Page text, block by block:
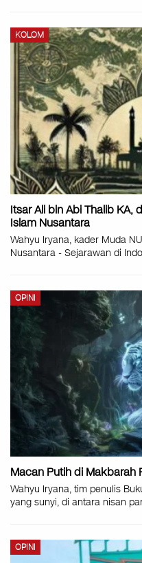
KOLOM
Itsar Ali bin Abi Thalib KA,
Islam Nusantara
Wahyu Iryana, kader Muda
Nusantara - Sejarawan di
OPINI
Macan Putih di Makbarah
Wahyu Iryana, tim penulis
yang sunyi, di antara nisan
OPINI